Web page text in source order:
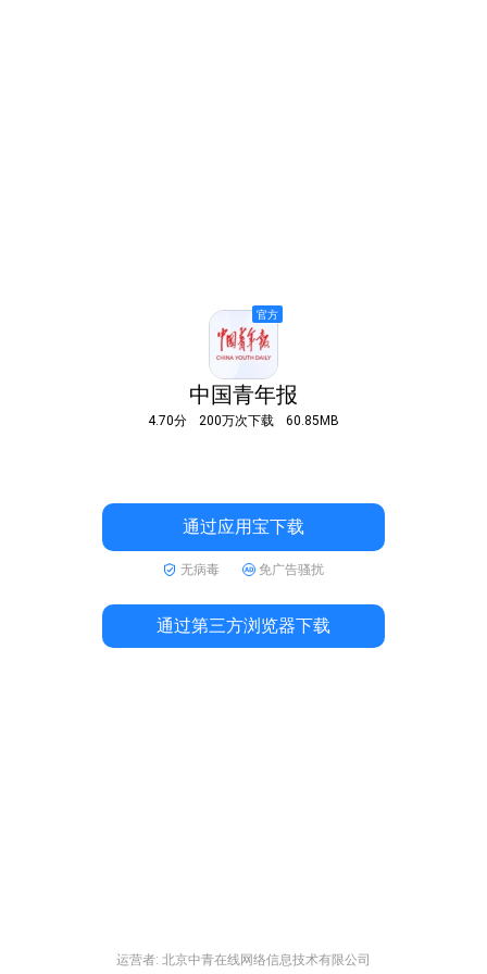
中国青年报
4.70分 200万次下载 60.85MB
通过应用宝下载
无病毒 免广告骚扰
通过第三方浏览器下载
运营者: 北京中青在线网络信息技术有限公司